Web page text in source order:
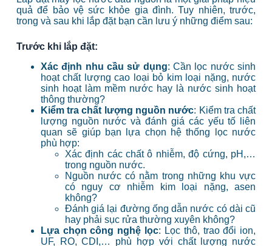
quả để bảo vệ sức khỏe gia đình. Tuy nhiên, trước,
trong và sau khi lắp đặt bạn cần lưu ý những điểm sau:
Trước khi lắp đặt:
Xác định nhu cầu sử dụng: Cần lọc nước sinh
hoạt chất lượng cao loại bỏ kim loại nặng, nước
sinh hoạt làm mềm nước hay là nước sinh hoạt
thông thường?
Kiểm tra chất lượng nguồn nước: Kiểm tra chất
lượng nguồn nước và đánh giá các yếu tố liên
quan sẽ giúp bạn lựa chọn hệ thống lọc nước
phù hợp:
Xác định các chất ô nhiễm, độ cứng, pH,…
trong nguồn nước.
Nguồn nước có nằm trong những khu vực
có nguy cơ nhiễm kim loại nặng, asen
không?
Đánh giá lại đường ống dẫn nước có dài cũ
hay phải sục rửa thường xuyên không?
Lựa chọn công nghệ lọc: Lọc thô, trao đổi ion,
UF, RO, CDI,… phù hợp với chất lượng nước